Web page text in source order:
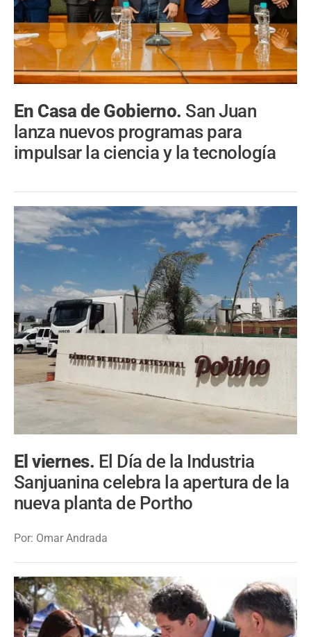
En Casa de Gobierno. San Juan
lanza nuevos programas para
impulsar la ciencia y la tecnología
El viernes. El Día de la Industria
Sanjuanina celebra la apertura de la
nueva planta de Portho
Por: Omar Andrada